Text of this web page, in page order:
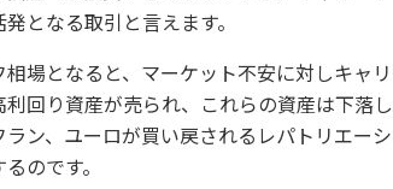
となる取引と言えます。
場となると、マーケット不安に対しキャ
利回り資産が売られ、これらの資産は下落
ラン、ユーロが買い戻されるレパトリエー
のです。